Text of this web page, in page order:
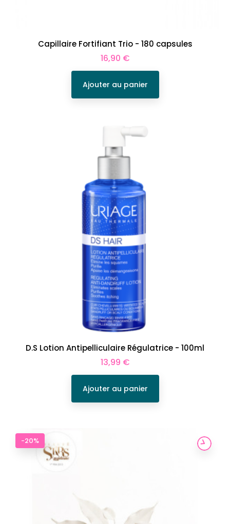
Capillaire Fortifiant Trio - 180 capsules
Prix
16,90 €
Ajouter au panier
D.S Lotion Antipelliculaire Régulatrice - 100ml
Prix
13,99 €
Ajouter au panier
-20%